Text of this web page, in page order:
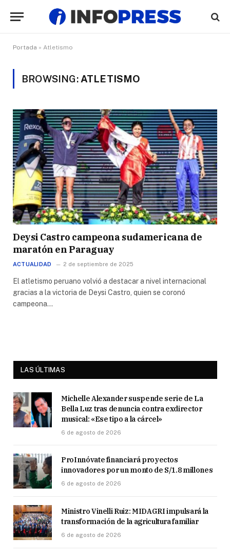
Portada » Atletismo
BROWSING: ATLETISMO
Deysi Castro campeona sudamericana de
maratón en Paraguay
ACTUALIDAD 2 de septiembre de 2025
El atletismo peruano volvió a destacar a nivel internacional
gracias a la victoria de Deysi Castro, quien se coronó
campeona…
LAS ÚLTIMAS
Michelle Alexander suspende serie de La
Bella Luz tras denuncia contra exdirector
musical: «Ese tipo a la cárcel»
6 de agosto de 2026
ProInnóvate financiará proyectos
innovadores por un monto de S/1.8 millones
6 de agosto de 2026
Ministro Vinelli Ruiz: MIDAGRI impulsará la
transformación de la agricultura familiar
6 de agosto de 2026